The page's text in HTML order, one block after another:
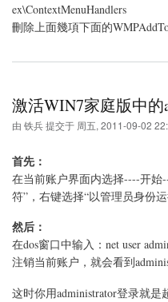
ex\ContextMenuHandlers
刪除上面幾項下面的
激活WIN7家庭版中
由 铁兵提交于 周五, 2011-09-02
首先：
在当前账户界面内选择----开
符”，右键选择“以管理员身份运
然后：
在dos窗口中输入：net user
注销当前账户，就会看到
这时你用administrator登录就